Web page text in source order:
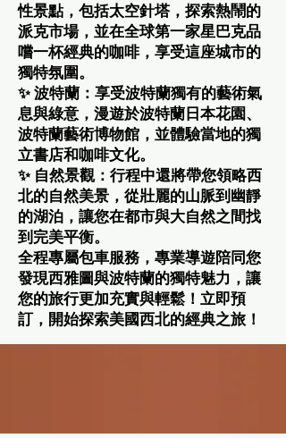
性景點，包括太空針塔，探索熱鬧的
派克市場，並在全球第一家星巴克品
嚐一杯經典的咖啡，享受這座城市的
獨特氛圍。
✨ 波特蘭：享受波特蘭獨有的藝術氣
息與綠意，漫遊於波特蘭日本花園、
波特蘭藝術博物館，並體驗當地的獨
立書店和咖啡文化。
✨ 自然景觀：行程中還將帶您領略西
北的自然美景，從壯麗的山脈到幽靜
的湖泊，讓您在都市與大自然之間找
到完美平衡。
全程專屬包車服務，專業導遊陪同您
發現西雅圖與波特蘭的獨特魅力，讓
您的旅行更加充實與輕鬆！立即預
訂，開始探索美國西北的經典之旅！